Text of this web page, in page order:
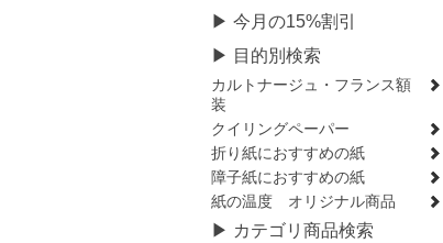
▶ 今月の15%割引
▶ 目的別検索
カルトナージュ・フランス額
装
クイリングペーパー
折り紙におすすめの紙
障子紙におすすめの紙
紙の温度 オリジナル商品
▶ カテゴリ商品検索